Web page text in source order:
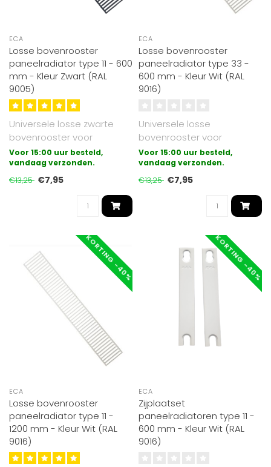
ECA
Losse bovenrooster
paneelradiator type 11 - 600
mm - Kleur Zwart (RAL
9005)
Universele losse zwarte
bovenrooster voor
paneelradiatoren
uitgevoerd in type 11..
Voor 15:00 uur besteld,
vandaag verzonden.
€13,25 €7,95
ECA
Losse bovenrooster
paneelradiator type 33 -
600 mm - Kleur Wit (RAL
9016)
Universele losse
bovenrooster voor
paneelradiatoren
uitgevoerd in type 33.
Gesch..
Voor 15:00 uur besteld,
vandaag verzonden.
€13,25 €7,95
KORTING -40%
ECA
Losse bovenrooster
paneelradiator type 11 -
1200 mm - Kleur Wit (RAL
9016)
KORTING -40%
ECA
Zijplaatset
paneelradiatoren type 11 -
600 mm - Kleur Wit (RAL
9016)